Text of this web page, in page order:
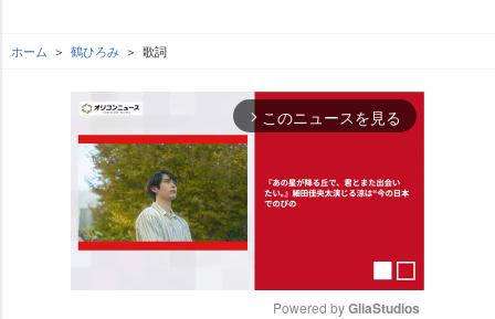
ホーム 鶴ひろみ 歌詞
arrow_forward_ios このニュースを見る
Powered by GliaStudios